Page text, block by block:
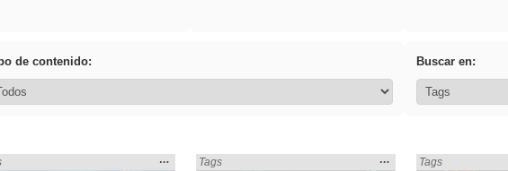
de contenido: Buscar en:
«Diversidad» en:
Mostrar
… Encontrado «Diversidad» en:
Tags
Mostrar
… Encontrado
Tags